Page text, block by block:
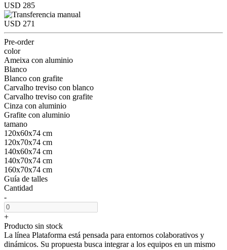
USD 285
USD 271
Pre-order
color
Ameixa con aluminio
Blanco
Blanco con grafite
Carvalho treviso con blanco
Carvalho treviso con grafite
Cinza con aluminio
Grafite con aluminio
tamano
120x60x74 cm
120x70x74 cm
140x60x74 cm
140x70x74 cm
160x70x74 cm
Guía de talles
Cantidad
-
+
Producto sin stock
La línea Plataforma está pensada para entornos colaborativos y
dinámicos. Su propuesta busca integrar a los equipos en un mismo